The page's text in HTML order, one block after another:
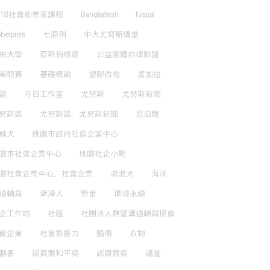
社會創業家課程 Bangladesh Nepal
七原則 中大尤努斯講堂
大學 亞斯伯格症 公益團體自律聯盟
競賽 基礎概論 塑膠微粒 孟加拉
寺日工作室 尤努斯 尤努斯新聞
斯獎 尤努斯獎，尤努斯新聞 尼泊爾
犬 桃園市政府社會企業中心
市社會企業中心 桃園社企小聚
社會企業中心，社會企業 流浪犬 海洋
輔具 漸凍人 獎金 環境永續
工作坊 社區 社團法人麒望溝通輔具協會
企業 社會影響力 腦傷 衣物
書 諾貝爾和平獎 諾貝爾獎 講堂